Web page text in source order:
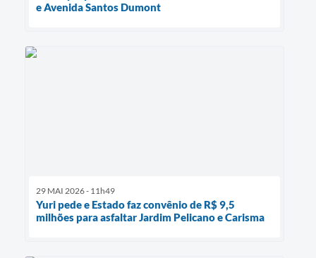
e Avenida Santos Dumont
29 MAI 2026 - 11h49
Yuri pede e Estado faz convênio de R$ 9,5
milhões para asfaltar Jardim Pelicano e Carisma